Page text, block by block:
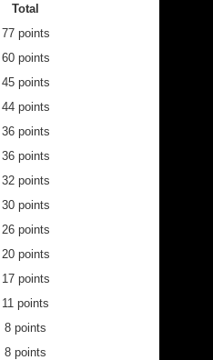
Total
77 points
60 points
45 points
44 points
36 points
36 points
32 points
30 points
26 points
20 points
17 points
11 points
8 points
8 points